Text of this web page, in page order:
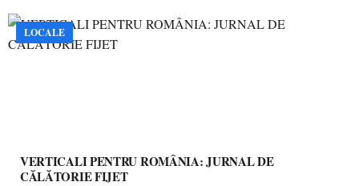
LOCALE
VERTICALI PENTRU ROMÂNIA: JURNAL DE
CĂLĂTORIE FIJET